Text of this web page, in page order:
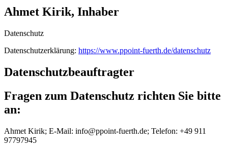
Ahmet Kirik, Inhaber
Datenschutz
Datenschutzerklärung: https://www.ppoint-fuerth.de/datenschutz
Datenschutzbeauftragter
Fragen zum Datenschutz richten Sie bitte
an:
Ahmet Kirik; E-Mail: info@ppoint-fuerth.de; Telefon: +49 911
97797945